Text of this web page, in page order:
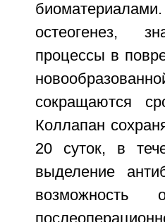
остеогенез,
процессы в
сокращаются
Коллапан
20 суток, в
выделение
возможность